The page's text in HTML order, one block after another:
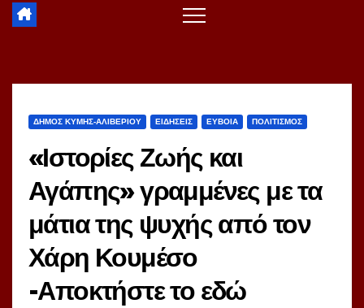
ΔΗΜΟΣ ΚΥΜΗΣ-ΑΛΙΒΕΡΙΟΥ ΕΙΔΗΣΕΙΣ ΕΥΒΟΙΑ ΠΟΛΙΤΙΣΜΟΣ
«Ιστορίες Ζωής και
Αγάπης» γραμμένες με τα
μάτια της ψυχής από τον
Χάρη Κουμέσο
-Αποκτήστε το εδώ